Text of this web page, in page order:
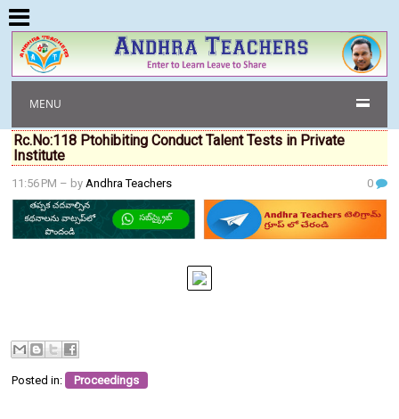
MENU
Rc.No:118 Ptohibiting Conduct Talent Tests in Private
Institute
11:56 PM – byAndhra Teachers 0
Posted in: Proceedings